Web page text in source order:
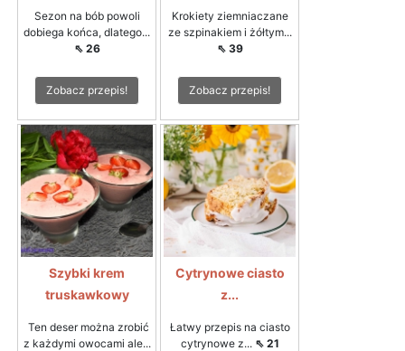
Sezon na bób powoli
dobiega końca, dlatego...
⇖ 26
Zobacz przepis!
Krokiety ziemniaczane
ze szpinakiem i żółtym...
⇖ 39
Zobacz przepis!
Szybki krem
truskawkowy
Ten deser można zrobić
z każdymi owocami ale...
Cytrynowe ciasto
z...
Łatwy przepis na ciasto
cytrynowe z... ⇖ 21